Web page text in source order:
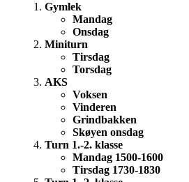
Gymlek
Mandag
Onsdag
Miniturn
Tirsdag
Torsdag
AKS
Voksen
Vinderen
Grindbakken
Skøyen onsdag
Turn 1.-2. klasse
Mandag 1500-1600
Tirsdag 1730-1830